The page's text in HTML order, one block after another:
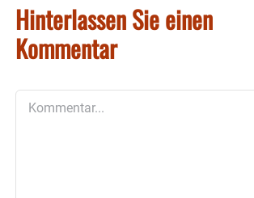
Hinterlassen Sie einen
Kommentar